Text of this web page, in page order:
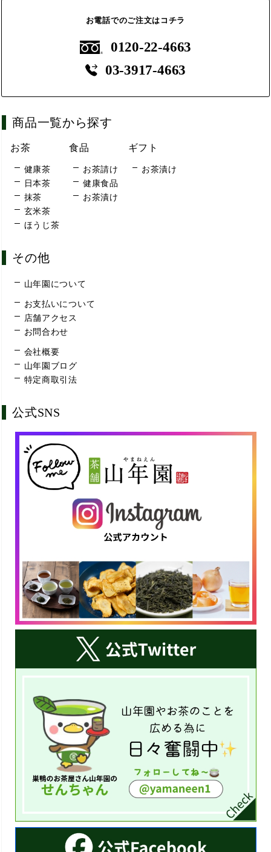
お電話でのご注文はコチラ
0120-22-4663
03-3917-4663
商品一覧から探す
お茶
健康茶
日本茶
抹茶
玄米茶
ほうじ茶
食品
お茶請け
健康食品
お茶漬け
ギフト
お茶漬け
その他
山年園について
お支払いについて
店舗アクセス
お問合わせ
会社概要
山年園ブログ
特定商取引法
公式SNS